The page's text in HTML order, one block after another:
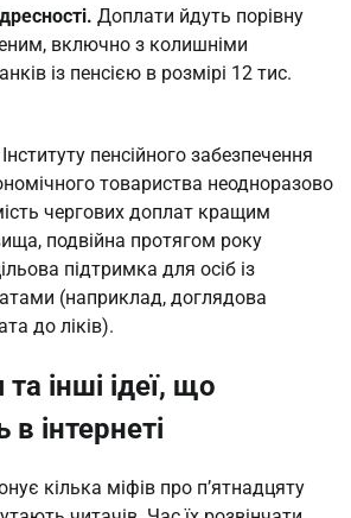
Доплати йдуть порівну
включно з колишніми
із пенсією в розмірі 12 тис.
пенсійного забезпечення
товариства неодноразово
чергових доплат кращим
подвійна протягом року
підтримка для осіб із
(наприклад, доглядова
до ліків).
та інші ідеї, що
інтернеті
кілька міфів про п’ятнадцяту